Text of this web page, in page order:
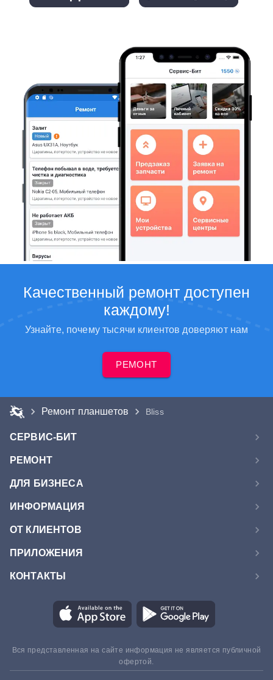
Качественный ремонт доступен
каждому!
Узнайте, почему тысячи клиентов доверяют нам
РЕМОНТ
Ремонт планшетов Bliss
СЕРВИС-БИТ
РЕМОНТ
ДЛЯ БИЗНЕСА
ИНФОРМАЦИЯ
ОТ КЛИЕНТОВ
ПРИЛОЖЕНИЯ
КОНТАКТЫ
Вся представленная на сайте информация не является публичной
офертой.